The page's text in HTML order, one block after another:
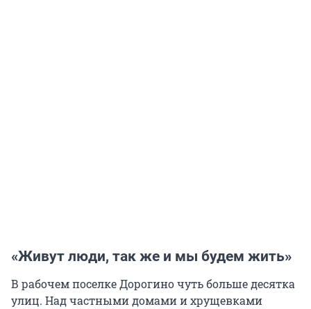
«Живут люди, так же и мы будем жить»
В рабочем поселке Дорогино чуть больше десятка
улиц. Над частными домами и хрущевками